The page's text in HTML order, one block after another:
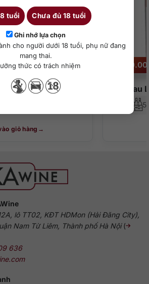
tuổi Chưa đủ 18 tuổi
Ghi nhớ lựa chọn
cho người dưới 18 tuổi, phụ nữ đang
mang thai.
thức có trách nhiệm
1954 – Bot.2008
giỏ hàng
Chateau
lô TT02, KĐT HDMon (Hải Đăng City),
Nam Từ Liêm, Thành phố Hà Nội(
636